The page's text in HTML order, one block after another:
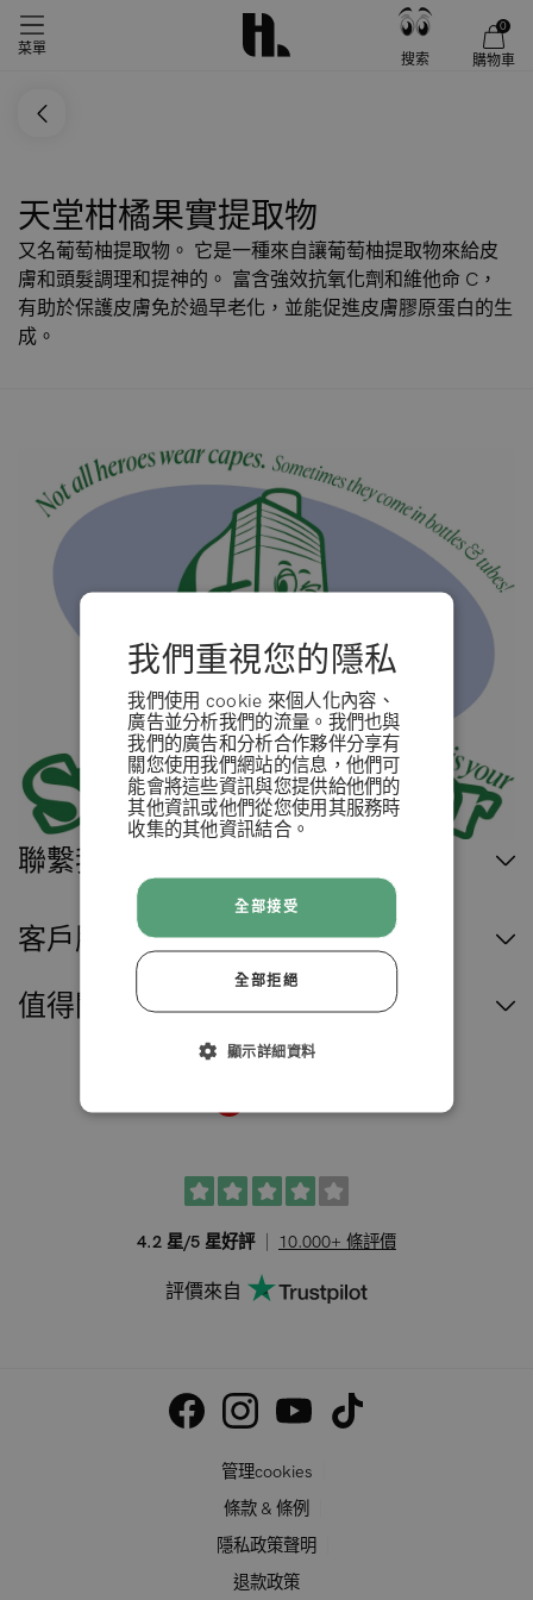
菜單
搜索
0
購物車
天堂柑橘果實提取物
又名葡萄柚提取物。 它是一種來自讓葡萄柚提取物來給皮
膚和頭髮調理和提神的。 富含強效抗氧化劑和維他命 C，
有助於保護皮膚免於過早老化，並能促進皮膚膠原蛋白的生
成。
條款 & 條例
拒絕
接受
聯繫我們
客戶服務
值得閱讀
4.2 星/5 星好評 10.000+ 條評價
評價來自
管理cookies
條款 & 條例
隱私政策聲明
退款政策
我們重視您的隱私
我們使用 cookie 來個人化內容、
廣告並分析我們的流量。我們也與
我們的廣告和分析合作夥伴分享有
關您使用我們網站的信息，他們可
能會將這些資訊與您提供給他們的
其他資訊或他們從您使用其服務時
收集的其他資訊結合。
全部接受
全部拒絕
顯示詳細資料